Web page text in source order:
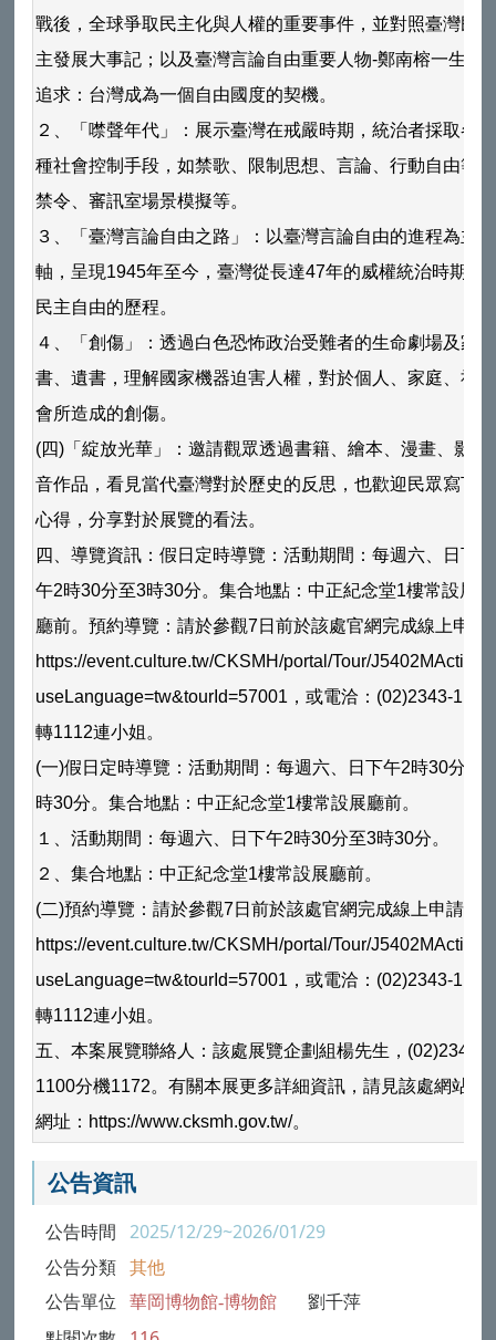
戰後，全球爭取民主化與人權的重要事件，並對照臺灣民
主發展大事記；以及臺灣言論自由重要人物-鄭南榕一生的
追求：台灣成為一個自由國度的契機。
２、「噤聲年代」：展示臺灣在戒嚴時期，統治者採取各
種社會控制手段，如禁歌、限制思想、言論、行動自由等
禁令、審訊室場景模擬等。
３、「臺灣言論自由之路」：以臺灣言論自由的進程為主
軸，呈現1945年至今，臺灣從長達47年的威權統治時期到
民主自由的歷程。
４、「創傷」：透過白色恐怖政治受難者的生命劇場及家
書、遺書，理解國家機器迫害人權，對於個人、家庭、社
會所造成的創傷。
(四)「綻放光華」：邀請觀眾透過書籍、繪本、漫畫、影視
音作品，看見當代臺灣對於歷史的反思，也歡迎民眾寫下
心得，分享對於展覽的看法。
四、導覽資訊：假日定時導覽：活動期間：每週六、日下
午2時30分至3時30分。集合地點：中正紀念堂1樓常設展
廳前。預約導覽：請於參觀7日前於該處官網完成線上申請
https://event.culture.tw/CKSMH/portal/Tour/J5402MAction?
useLanguage=tw&tourId=57001，或電洽：(02)2343-1100
轉1112連小姐。
(一)假日定時導覽：活動期間：每週六、日下午2時30分至3
時30分。集合地點：中正紀念堂1樓常設展廳前。
１、活動期間：每週六、日下午2時30分至3時30分。
２、集合地點：中正紀念堂1樓常設展廳前。
(二)預約導覽：請於參觀7日前於該處官網完成線上申請
https://event.culture.tw/CKSMH/portal/Tour/J5402MAction?
useLanguage=tw&tourId=57001，或電洽：(02)2343-1100
轉1112連小姐。
五、本案展覽聯絡人：該處展覽企劃組楊先生，(02)2343-
1100分機1172。有關本展更多詳細資訊，請見該處網站，
網址：https://www.cksmh.gov.tw/。
公告資訊
公告時間 2025/12/29~2026/01/29
公告分類 其他
公告單位 華岡博物館-博物館 劉千萍